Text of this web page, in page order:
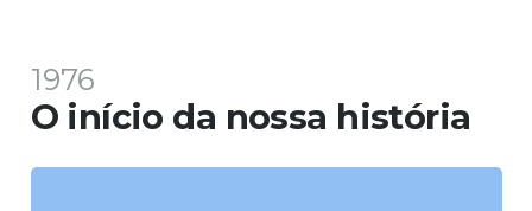
1976
O início da nossa história